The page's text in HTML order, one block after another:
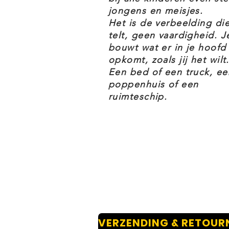
LEGO SPIDERMAN 76178 DAILY
LEGO® Marvel Spider-Man
displayproject voor volwassen
bekendste Marvel helden en
25 minifiguren brengen de set
Venom, Miles Morales,
Gwen, Mysterio, Sandman,
5 minifiguren zijn voor het
vampierjager, J. Jonah
Daredevil en The Punisher.
Laat je creatieve superkrachten
jongens en meisjes.
Het is de verbeelding
telt, geen vaardigheid.
bouwt wat er in je hoofd
opkomt, zoals jij het
Een bed of een truck,
poppenhuis of een
ruimteschip.